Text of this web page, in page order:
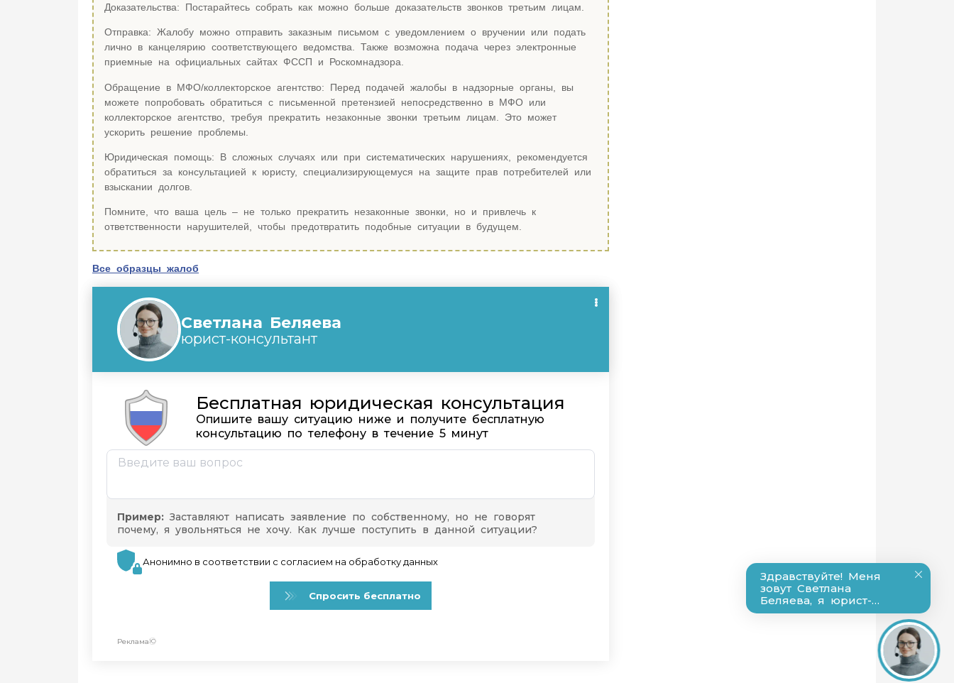
Доказательства: Постарайтесь собрать как можно больше доказательств звонков третьим лицам.
Отправка: Жалобу можно отправить заказным письмом с уведомлением о вручении или подать
лично в канцелярию соответствующего ведомства. Также возможна подача через электронные
приемные на официальных сайтах ФССП и Роскомнадзора.
Обращение в МФО/коллекторское агентство: Перед подачей жалобы в надзорные органы, вы
можете попробовать обратиться с письменной претензией непосредственно в МФО или
коллекторское агентство, требуя прекратить незаконные звонки третьим лицам. Это может
ускорить решение проблемы.
Юридическая помощь: В сложных случаях или при систематических нарушениях, рекомендуется
обратиться за консультацией к юристу, специализирующемуся на защите прав потребителей или
взыскании долгов.
Помните, что ваша цель – не только прекратить незаконные звонки, но и привлечь к
ответственности нарушителей, чтобы предотвратить подобные ситуации в будущем.
Все образцы жалоб